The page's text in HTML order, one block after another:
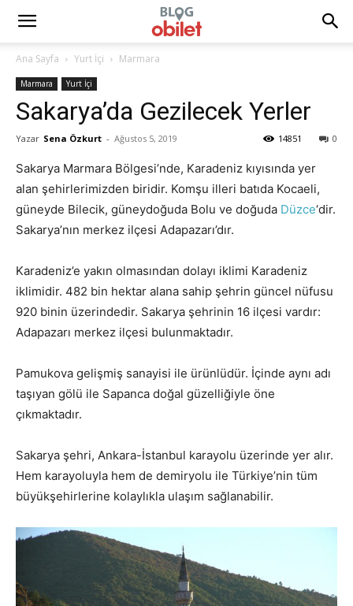
Ana Sayfa Yurt İçi Marmara
Marmara Yurt İçi
Sakarya’da Gezilecek Yerler
Yazar Sena Özkurt - Ağustos 5, 2019 0
14851
Sakarya Marmara Bölgesi’nde, Karadeniz kıyısında yer
alan şehirlerimizden biridir. Komşu illeri batıda Kocaeli,
güneyde Bilecik, güneydoğuda Bolu ve doğuda Düzce‘dir.
Sakarya’nın merkez ilçesi Adapazarı’dır.
Karadeniz’e yakın olmasından dolayı iklimi Karadeniz
iklimidir. 482 bin hektar alana sahip şehrin güncel nüfusu
920 binin üzerindedir. Sakarya şehrinin 16 ilçesi vardır:
Adapazarı merkez ilçesi bulunmaktadır.
Pamukova gelişmiş sanayisi ile ürünlüdür. İçinde aynı adı
taşıyan gölü ile Sapanca doğal güzelliğiyle öne
çıkmaktadır.
Sakarya şehri, Ankara-İstanbul karayolu üzerinde yer alır.
Hem karayoluyla hem de demiryolu ile Türkiye’nin tüm
büyükşehirlerine kolaylıkla ulaşım sağlanabilir.